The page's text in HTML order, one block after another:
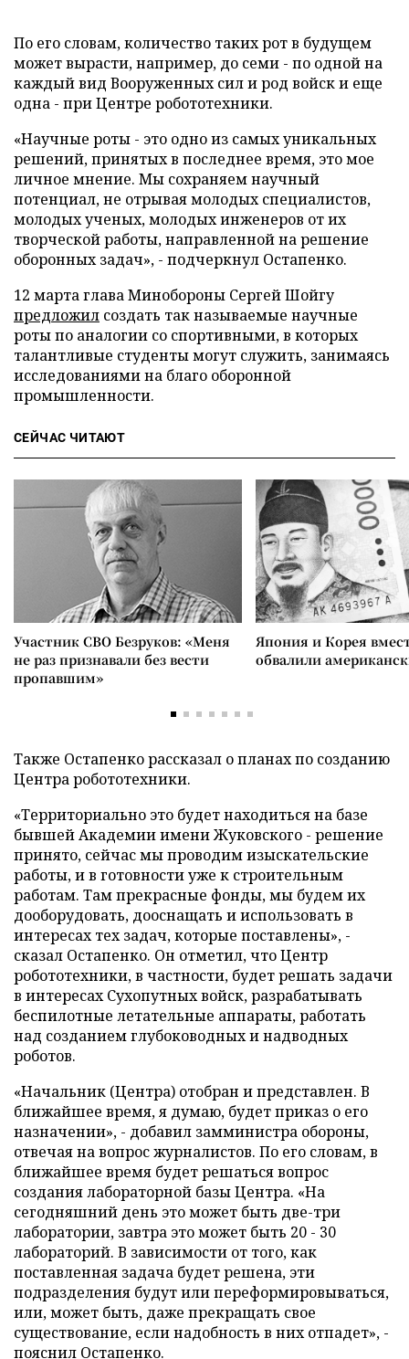
По его словам, количество таких рот в будущем
может вырасти, например, до семи - по одной на
каждый вид Вооруженных сил и род войск и еще
одна - при Центре робототехники.
«Научные роты - это одно из самых уникальных
решений, принятых в последнее время, это мое
личное мнение. Мы сохраняем научный
потенциал, не отрывая молодых специалистов,
молодых ученых, молодых инженеров от их
творческой работы, направленной на решение
оборонных задач», - подчеркнул Остапенко.
12 марта глава Минобороны Сергей Шойгу
предложил создать так называемые научные
роты по аналогии со спортивными, в которых
талантливые студенты могут служить, занимаясь
исследованиями на благо оборонной
промышленности.
СЕЙЧАС ЧИТАЮТ
Участник СВО Безруков: «Меня
не раз признавали без вести
пропавшим»
Япония и Корея
обвалили
Также Остапенко рассказал о планах по созданию
Центра робототехники.
«Территориально это будет находиться на базе
бывшей Академии имени Жуковского - решение
принято, сейчас мы проводим изыскательские
работы, и в готовности уже к строительным
работам. Там прекрасные фонды, мы будем их
дооборудовать, дооснащать и использовать в
интересах тех задач, которые поставлены», -
сказал Остапенко. Он отметил, что Центр
робототехники, в частности, будет решать задачи
в интересах Сухопутных войск, разрабатывать
беспилотные летательные аппараты, работать
над созданием глубоководных и надводных
роботов.
«Начальник (Центра) отобран и представлен. В
ближайшее время, я думаю, будет приказ о его
назначении», - добавил замминистра обороны,
отвечая на вопрос журналистов. По его словам, в
ближайшее время будет решаться вопрос
создания лабораторной базы Центра. «На
сегодняшний день это может быть две-три
лаборатории, завтра это может быть 20 - 30
лабораторий. В зависимости от того, как
поставленная задача будет решена, эти
подразделения будут или переформировываться,
или, может быть, даже прекращать свое
существование, если надобность в них отпадет», -
пояснил Остапенко.